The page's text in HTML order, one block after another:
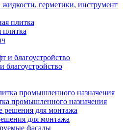
герметики, инструмент
плитка
промышленного назначения
для монтажа